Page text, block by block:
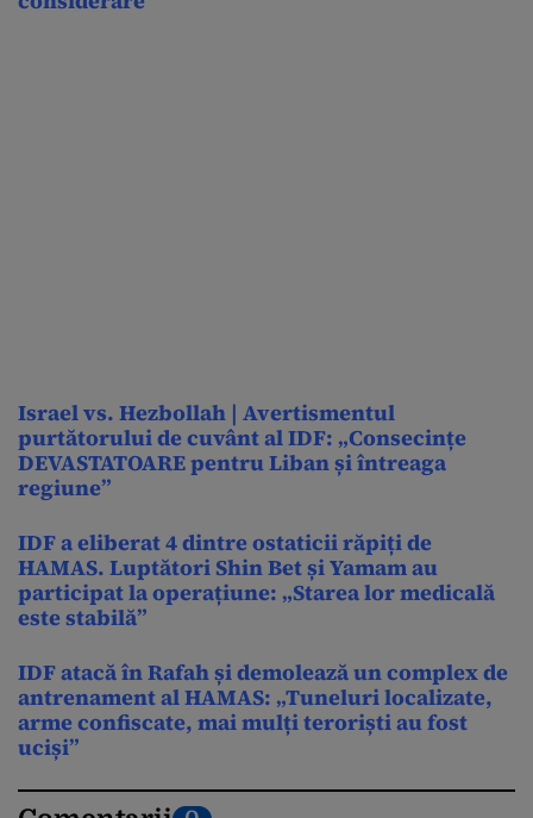
Israel vs. Hezbollah | Avertismentul
purtătorului de cuvânt al IDF: „Consecințe
DEVASTATOARE pentru Liban și întreaga
regiune”
IDF a eliberat 4 dintre ostaticii răpiți de
HAMAS. Luptători Shin Bet și Yamam au
participat la operațiune: „Starea lor medicală
este stabilă”
IDF atacă în Rafah și demolează un complex de
antrenament al HAMAS: „Tuneluri localizate,
arme confiscate, mai mulți teroriști au fost
uciși”